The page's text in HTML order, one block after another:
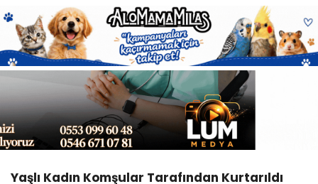
Yaşlı Kadın Komşular Tarafından Kurtarıldı